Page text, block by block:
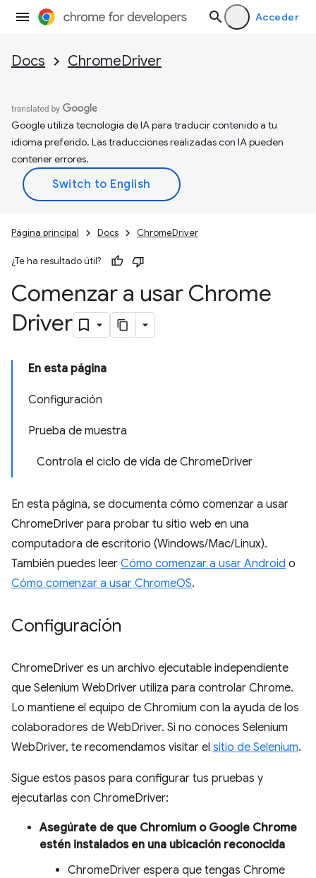
Acceder
Docs ChromeDriver
Google utiliza tecnología de IA para traducir contenido a tu
idioma preferido. Las traducciones realizadas con IA pueden
contener errores.
Página principal Docs ChromeDriver
¿Te ha resultado útil?
Comenzar a usar Chrome
Driver
En esta página
Configuración
Prueba de muestra
Controla el ciclo de vida de ChromeDriver
En esta página, se documenta cómo comenzar a usar
ChromeDriver para probar tu sitio web en una
computadora de escritorio (Windows/Mac/Linux).
También puedes leer Cómo comenzar a usar Android o
Cómo comenzar a usar ChromeOS.
Configuración
ChromeDriver es un archivo ejecutable independiente
que Selenium WebDriver utiliza para controlar Chrome.
Lo mantiene el equipo de Chromium con la ayuda de los
colaboradores de WebDriver. Si no conoces Selenium
WebDriver, te recomendamos visitar el sitio de Selenium.
Sigue estos pasos para configurar tus pruebas y
ejecutarlas con ChromeDriver:
Asegúrate de que Chromium o Google Chrome
estén instalados en una ubicación reconocida
ChromeDriver espera que tengas Chrome